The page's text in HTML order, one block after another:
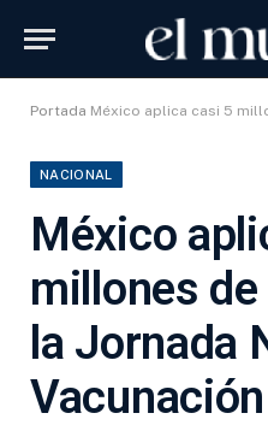
Portada México aplica casi 5 millones de
NACIONAL
México
millones
la Jornada